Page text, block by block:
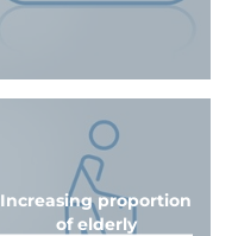
Increasing proportion
of elderly